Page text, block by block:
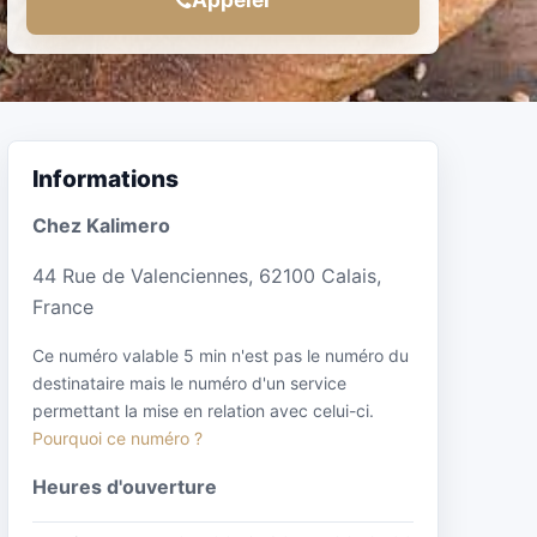
Informations
Chez Kalimero
44 Rue de Valenciennes, 62100 Calais,
France
Ce numéro valable 5 min n'est pas le numéro du
destinataire mais le numéro d'un service
permettant la mise en relation avec celui-ci.
Pourquoi ce numéro ?
Heures d'ouverture